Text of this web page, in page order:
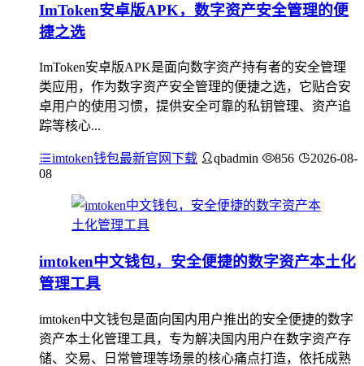
ImToken安卓版APK，数字资产安全管理的便
捷之选
ImToken安卓版APK是面向数字资产持有者的安全管理
类应用，作为数字资产安全管理的便捷之选，它贴合安
卓用户的使用习惯，提供安全可靠的私钥管理、资产追
踪等核心...
imtoken钱包最新官网下载 qbadmin 856
2026-08-
08
imtoken中文钱包，安全便捷的数字资产本土化
管理工具
imtoken中文钱包是面向国内用户推出的安全便捷的数字
资产本土化管理工具，专为解决国内用户在数字资产存
储、交易、日常管理等场景的核心痛点打造，依托成熟